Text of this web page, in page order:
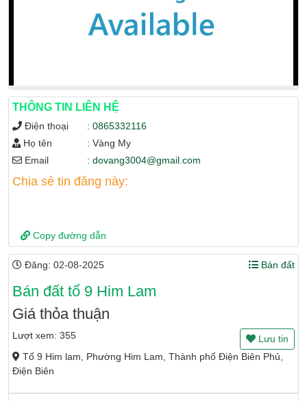
THÔNG TIN LIÊN HỆ
Điện thoại : 0865332116
Họ tên
: Vàng My
Email
: dovang3004@gmail.com
Chia sẻ tin đăng này:
Copy đường dẫn
Đăng: 02-08-2025 Bán đất
Bán đất tổ 9 Him Lam
Giá thỏa thuận
Lượt xem: 355
Lưu tin
Tổ 9 Him lam, Phường Him Lam, Thành phố Điện Biên Phủ,
Điện Biên